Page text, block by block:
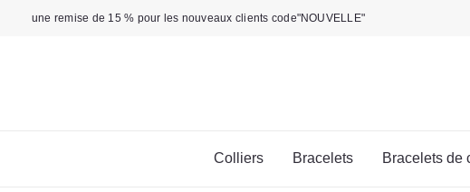
une remise de 15 % pour les nouveaux clients code"NOUVELLE"
Colliers Bracelets Bracelets de